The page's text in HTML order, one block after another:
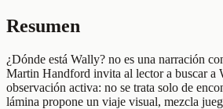
Resumen
¿Dónde está Wally? no es una narración
Martin Handford invita al lector a buscar a
observación activa: no se trata solo de
lámina propone un viaje visual, mezcla